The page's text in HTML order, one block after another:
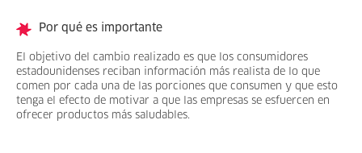
Por qué es importante
El objetivo del cambio realizado es que los consumidores
estadounidenses reciban información más realista de lo que
comen por cada una de las porciones que consumen y que esto
tenga el efecto de motivar a que las empresas se esfuercen en
ofrecer productos más saludables.